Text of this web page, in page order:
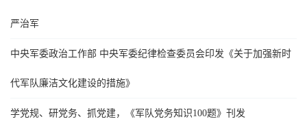
严治军
中央军委政治工作部 中央军委纪律检查委员会印发《关于加强新时
代军队廉洁文化建设的措施》
学党规、研党务、抓党建，《军队党务知识100题》刊发